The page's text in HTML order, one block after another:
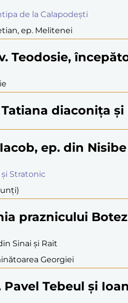
de la Calapodești
ep. Melitenei
Teodosie,
Tatiana diaconița și
ep. din Nisibe
și Stratonic
praznicului
Sinai și Rait
Georgiei
Pavel Tebeul și